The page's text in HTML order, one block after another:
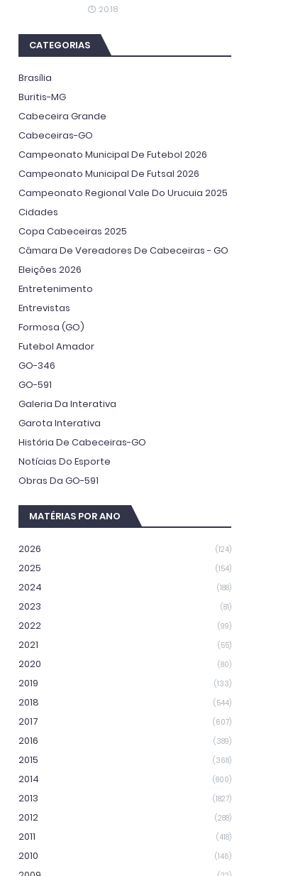
20:18
CATEGORIAS
Brasília
Buritis-MG
Cabeceira Grande
Cabeceiras-GO
Campeonato Municipal De Futebol 2026
Campeonato Municipal De Futsal 2026
Campeonato Regional Vale Do Urucuia 2025
Cidades
Copa Cabeceiras 2025
Câmara De Vereadores De Cabeceiras - GO
Eleições 2026
Entretenimento
Entrevistas
Formosa (GO)
Futebol Amador
GO-346
GO-591
Galeria Da Interativa
Garota Interativa
História De Cabeceiras-GO
Notícias Do Esporte
Obras Da GO-591
MATÉRIAS POR ANO
2026 (124)
2025 (154)
2024 (188)
2023 (81)
2022 (99)
2021 (55)
2020 (80)
2019 (133)
2018 (544)
2017 (607)
2016 (389)
2015 (368)
2014 (800)
2013 (1827)
2012 (288)
2011 (418)
2010 (146)